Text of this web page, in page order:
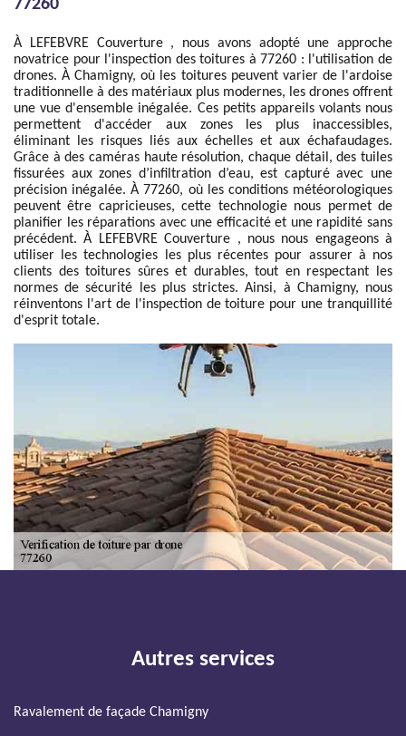
77260
À LEFEBVRE Couverture , nous avons adopté une approche
novatrice pour l'inspection des toitures à 77260 : l'utilisation de
drones. À Chamigny, où les toitures peuvent varier de l'ardoise
traditionnelle à des matériaux plus modernes, les drones offrent
une vue d'ensemble inégalée. Ces petits appareils volants nous
permettent d'accéder aux zones les plus inaccessibles,
éliminant les risques liés aux échelles et aux échafaudages.
Grâce à des caméras haute résolution, chaque détail, des tuiles
fissurées aux zones d’infiltration d’eau, est capturé avec une
précision inégalée. À 77260, où les conditions météorologiques
peuvent être capricieuses, cette technologie nous permet de
planifier les réparations avec une efficacité et une rapidité sans
précédent. À LEFEBVRE Couverture , nous nous engageons à
utiliser les technologies les plus récentes pour assurer à nos
clients des toitures sûres et durables, tout en respectant les
normes de sécurité les plus strictes. Ainsi, à Chamigny, nous
réinventons l'art de l'inspection de toiture pour une tranquillité
d'esprit totale.
Autres services
Ravalement de façade Chamigny